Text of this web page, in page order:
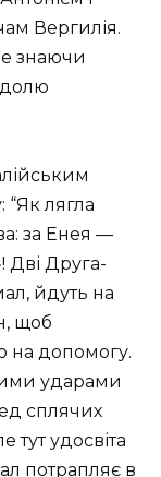
Вергилія.
знаючи
долю
“Як лягла
за Енея —
Дві Друга-
йдуть на
щоб
на допомогу.
ударами
сплячих
тут удосвіта
потрапляє в